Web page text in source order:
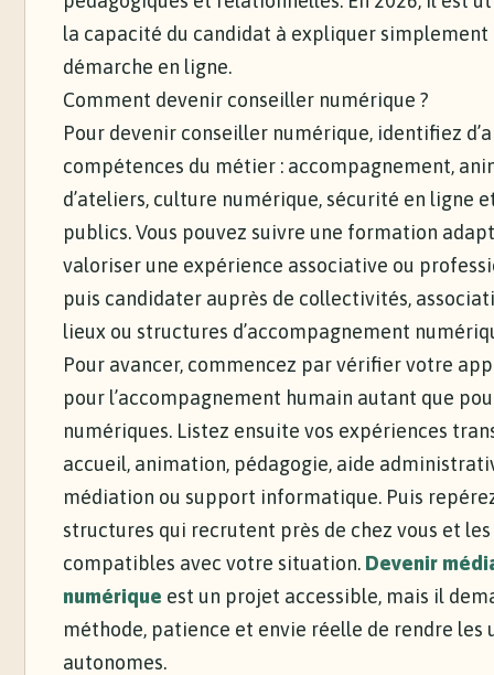
la capacité du candidat à expliquer simplement
démarche en ligne.
Comment devenir conseiller numérique ?
Pour devenir conseiller numérique, identifiez
compétences du métier : accompagnement,
d’ateliers, culture numérique, sécurité en ligne
publics. Vous pouvez suivre une formation
valoriser une expérience associative ou
puis candidater auprès de collectivités,
lieux ou structures d’accompagnement
Pour avancer, commencez par vérifier votre
pour l’accompagnement humain autant que
numériques. Listez ensuite vos expériences
accueil, animation, pédagogie, aide
médiation ou support informatique. Puis
structures qui recrutent près de chez vous et
compatibles avec votre situation. Devenir
numérique est un projet accessible, mais il
méthode, patience et envie réelle de rendre les
autonomes.